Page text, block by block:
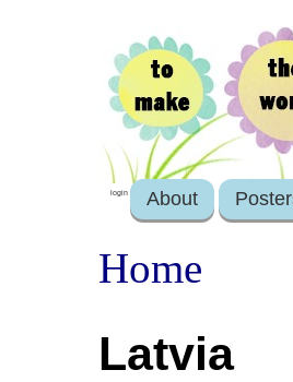
login About
Home
Latvia